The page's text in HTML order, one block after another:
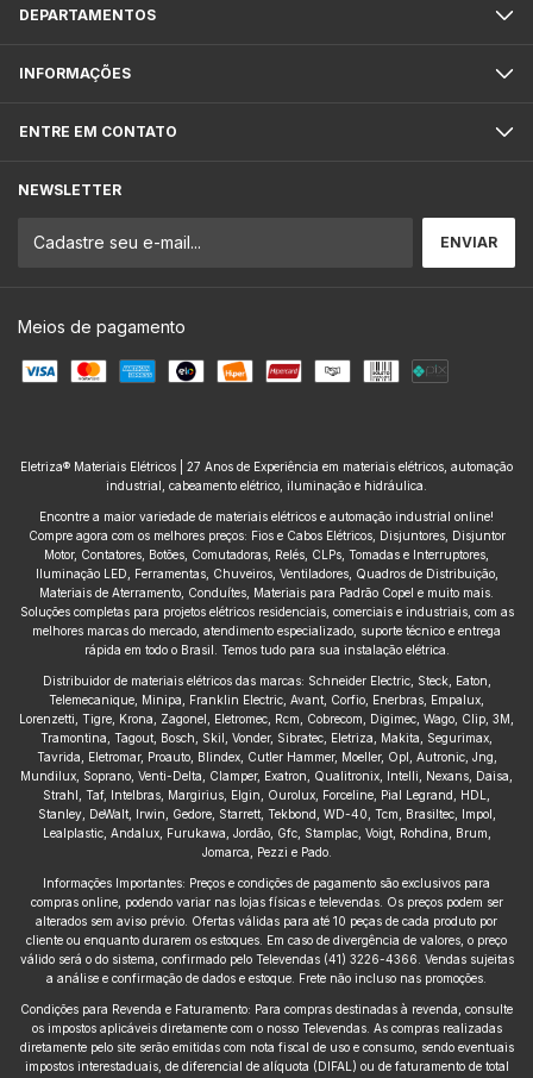
DEPARTAMENTOS
INFORMAÇÕES
ENTRE EM CONTATO
NEWSLETTER
Meios de pagamento
Eletriza® Materiais Elétricos | 27 Anos de Experiência em materiais elétricos, automação
industrial, cabeamento elétrico, iluminação e hidráulica.
Encontre a maior variedade de materiais elétricos e automação industrial online!
Compre agora com os melhores preços: Fios e Cabos Elétricos, Disjuntores, Disjuntor
Motor, Contatores, Botões, Comutadoras, Relés, CLPs, Tomadas e Interruptores,
Iluminação LED, Ferramentas, Chuveiros, Ventiladores, Quadros de Distribuição,
Materiais de Aterramento, Conduítes, Materiais para Padrão Copel e muito mais.
Soluções completas para projetos elétricos residenciais, comerciais e industriais, com as
melhores marcas do mercado, atendimento especializado, suporte técnico e entrega
rápida em todo o Brasil. Temos tudo para sua instalação elétrica.
Distribuidor de materiais elétricos das marcas: Schneider Electric, Steck, Eaton,
Telemecanique, Minipa, Franklin Electric, Avant, Corfio, Enerbras, Empalux,
Lorenzetti, Tigre, Krona, Zagonel, Eletromec, Rcm, Cobrecom, Digimec, Wago, Clip, 3M,
Tramontina, Tagout, Bosch, Skil, Vonder, Sibratec, Eletriza, Makita, Segurimax,
Tavrida, Eletromar, Proauto, Blindex, Cutler Hammer, Moeller, Opl, Autronic, Jng,
Mundilux, Soprano, Venti-Delta, Clamper, Exatron, Qualitronix, Intelli, Nexans, Daisa,
Strahl, Taf, Intelbras, Margirius, Elgin, Ourolux, Forceline, Pial Legrand, HDL,
Stanley, DeWalt, Irwin, Gedore, Starrett, Tekbond, WD-40, Tcm, Brasiltec, Impol,
Lealplastic, Andalux, Furukawa, Jordão, Gfc, Stamplac, Voigt, Rohdina, Brum,
Jomarca, Pezzi e Pado.
Informações Importantes: Preços e condições de pagamento são exclusivos para
compras online, podendo variar nas lojas físicas e televendas. Os preços podem ser
alterados sem aviso prévio. Ofertas válidas para até 10 peças de cada produto por
cliente ou enquanto durarem os estoques. Em caso de divergência de valores, o preço
válido será o do sistema, confirmado pelo Televendas (41) 3226-4366. Vendas sujeitas
a análise e confirmação de dados e estoque. Frete não incluso nas promoções.
Condições para Revenda e Faturamento: Para compras destinadas à revenda, consulte
os impostos aplicáveis diretamente com o nosso Televendas. As compras realizadas
diretamente pelo site serão emitidas com nota fiscal de uso e consumo, sendo eventuais
impostos interestaduais, de diferencial de alíquota (DIFAL) ou de faturamento de total